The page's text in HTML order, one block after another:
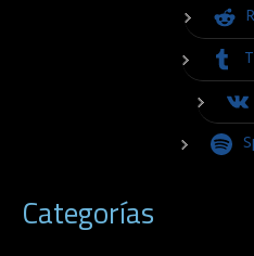
Categorías